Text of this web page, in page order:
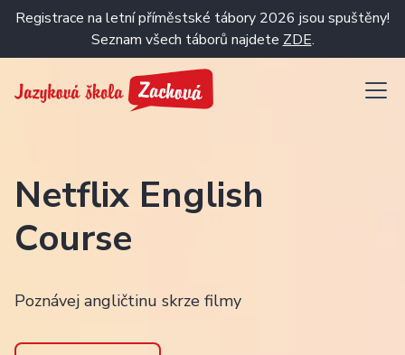
Registrace na letní příměstské tábory 2026 jsou spuštěny!
Seznam všech táborů najdete ZDE.
Netflix English
Course
Poznávej angličtinu skrze filmy